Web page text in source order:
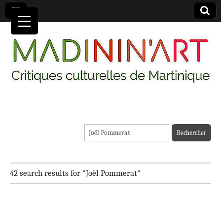
MADININ'ART
Rechercher :
42 search results for "Joël Pommerat"